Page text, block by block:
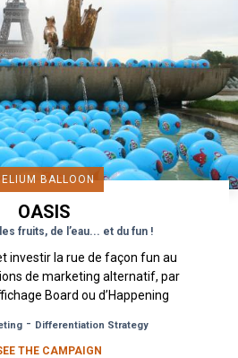
BALLOON
OASIS
fruits, de l’eau... et du fun !
investir la rue de façon fun au
de marketing alternatif, par
Board ou d’Happening
- Differentiation Strategy
THE CAMPAIGN